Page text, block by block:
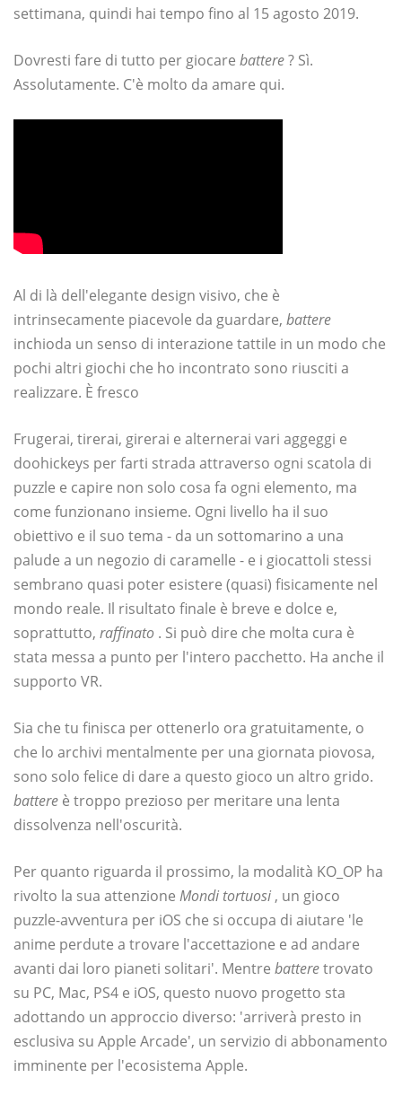
settimana, quindi hai tempo fino al 15 agosto 2019.
Dovresti fare di tutto per giocare battere? Sì.
Assolutamente. C'è molto da amare qui.
Al di là dell'elegante design visivo, che è
intrinsecamente piacevole da guardare, battere
inchioda un senso di interazione tattile in un modo che
pochi altri giochi che ho incontrato sono riusciti a
realizzare. È fresco
Frugerai, tirerai, girerai e alternerai vari aggeggi e
doohickeys per farti strada attraverso ogni scatola di
puzzle e capire non solo cosa fa ogni elemento, ma
come funzionano insieme. Ogni livello ha il suo
obiettivo e il suo tema - da un sottomarino a una
palude a un negozio di caramelle - e i giocattoli stessi
sembrano quasi poter esistere (quasi) fisicamente nel
mondo reale. Il risultato finale è breve e dolce e,
soprattutto, raffinato . Si può dire che molta cura è
stata messa a punto per l'intero pacchetto. Ha anche il
supporto VR.
Sia che tu finisca per ottenerlo ora gratuitamente, o
che lo archivi mentalmente per una giornata piovosa,
sono solo felice di dare a questo gioco un altro grido.
battere è troppo prezioso per meritare una lenta
dissolvenza nell'oscurità.
Per quanto riguarda il prossimo, la modalità KO_OP ha
rivolto la sua attenzione Mondi tortuosi , un gioco
puzzle-avventura per iOS che si occupa di aiutare 'le
anime perdute a trovare l'accettazione e ad andare
avanti dai loro pianeti solitari'. Mentre batteretrovato
su PC, Mac, PS4 e iOS, questo nuovo progetto sta
adottando un approccio diverso: 'arriverà presto in
esclusiva su Apple Arcade', un servizio di abbonamento
imminente per l'ecosistema Apple.